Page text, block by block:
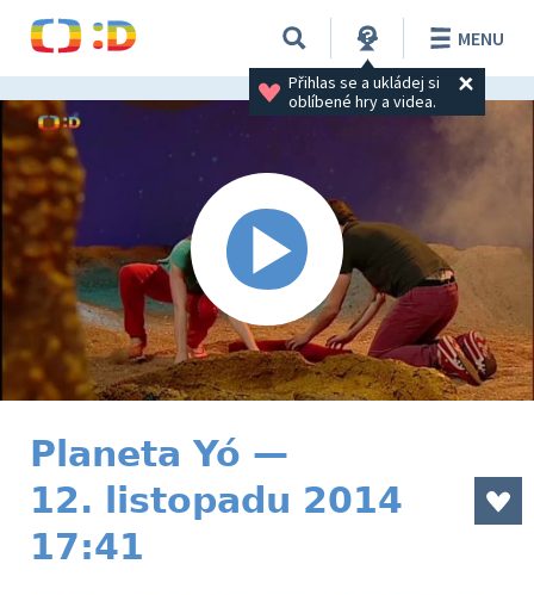
Přihlas se a ukládej si
oblíbené hry a videa.
MENU
Planeta Yó —
12. listopadu 2014
17:41